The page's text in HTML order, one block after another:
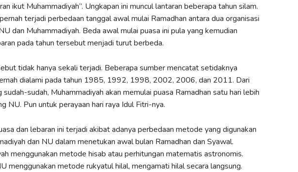
ikut Muhammadiyah”. Ungkapan ini muncul lantaran beberapa tahun silam.
terjadi perbedaan tanggal awal mulai Ramadhan antara dua organisasi
dan Muhammadiyah. Beda awal mulai puasa ini pula yang kemudian
pada tahun tersebut menjadi turut berbeda.
tidak hanya sekali terjadi. Beberapa sumber mencatat setidaknya
dialami pada tahun 1985, 1992, 1998, 2002, 2006, dan 2011. Dari
sudah-sudah, Muhammadiyah akan memulai puasa Ramadhan satu hari lebih
NU. Pun untuk perayaan hari raya Idul Fitri-nya.
dan lebaran ini terjadi akibat adanya perbedaan metode yang digunakan
dan NU dalam menetukan awal bulan Ramadhan dan Syawal.
menggunakan metode hisab atau perhitungan matematis astronomis.
menggunakan metode rukyatul hilal, mengamati hilal secara langsung.